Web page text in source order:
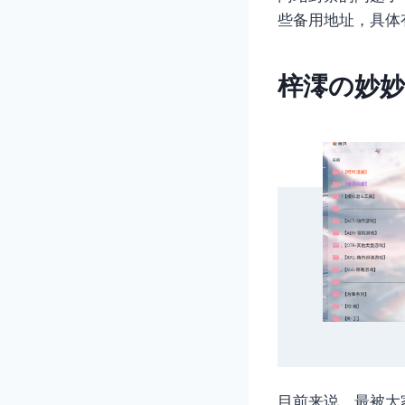
些备用地址，具
梓澪の妙
目前来说，最被